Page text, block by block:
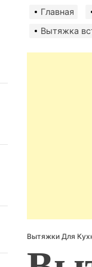
Главная
Вытяжка
Вытяжки Для